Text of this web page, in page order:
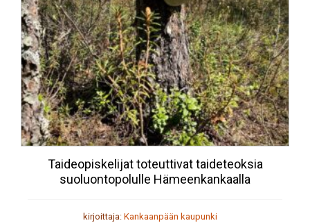
Taideopiskelijat toteuttivat taideteoksia
suoluontopolulle Hämeenkankaalla
kirjoittaja: Kankaanpään kaupunki